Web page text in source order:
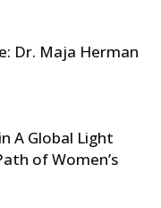
Dr. Maja Herman
A Global Light
of Women’s